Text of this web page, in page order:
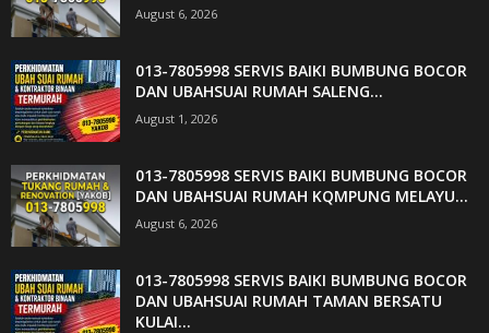
August 6, 2026
013-7805998 SERVIS BAIKI BUMBUNG BOCOR
DAN UBAHSUAI RUMAH SALENG...
August 1, 2026
013-7805998 SERVIS BAIKI BUMBUNG BOCOR
DAN UBAHSUAI RUMAH KQMPUNG MELAYU...
August 6, 2026
013-7805998 SERVIS BAIKI BUMBUNG BOCOR
DAN UBAHSUAI RUMAH TAMAN BERSATU
KULAI...